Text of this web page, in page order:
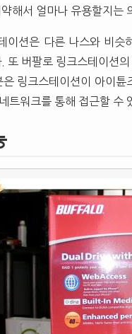
해서 얼마나 유용할지는
이션은 다른 나스와 비
또 버팔로 링크스테이션
링크스테이션이 아이
트워크를 통해 접근할 수